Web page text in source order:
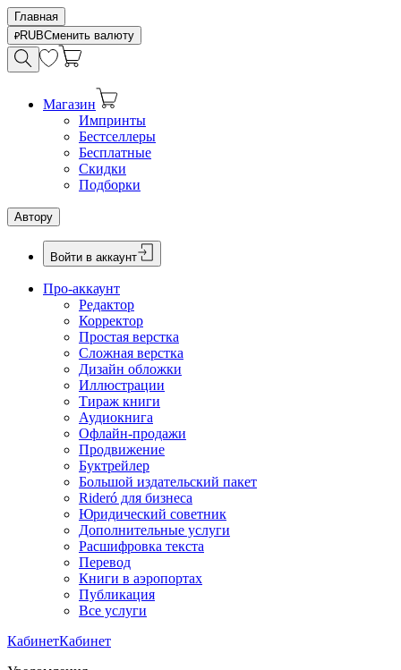
Главная
RUBСменить валюту
Магазин
Импринты
Бестселлеры
Бесплатные
Скидки
Подборки
Автору
Войти в аккаунт
Про-аккаунт
Редактор
Корректор
Простая верстка
Сложная верстка
Дизайн обложки
Иллюстрации
Тираж книги
Аудиокнига
Офлайн-продажи
Продвижение
Буктрейлер
Большой издательский пакет
Rideró для бизнеса
Юридический советник
Дополнительные услуги
Расшифровка текста
Перевод
Книги в аэропортах
Публикация
Все услуги
КабинетКабинет